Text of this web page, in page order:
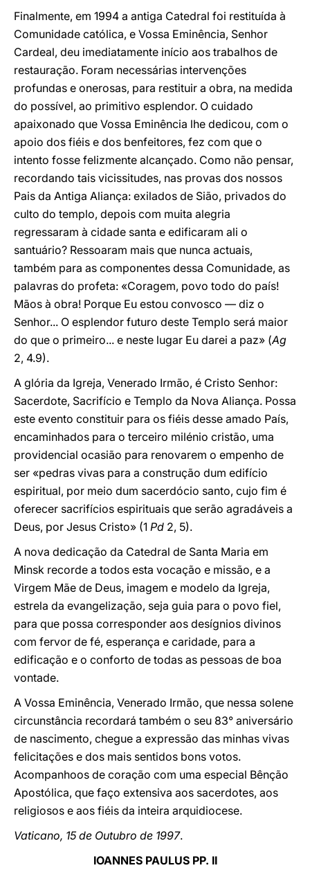
Finalmente, em 1994 a antiga Catedral foi restituída à
Comunidade católica, e Vossa Eminência, Senhor
Cardeal, deu imediatamente início aos trabalhos de
restauração. Foram necessárias intervenções
profundas e onerosas, para restituir a obra, na medida
do possível, ao primitivo esplendor. O cuidado
apaixonado que Vossa Eminência lhe dedicou, com o
apoio dos fiéis e dos benfeitores, fez com que o
intento fosse felizmente alcançado. Como não pensar,
recordando tais vicissitudes, nas provas dos nossos
Pais da Antiga Aliança: exilados de Sião, privados do
culto do templo, depois com muita alegria
regressaram à cidade santa e edificaram ali o
santuário? Ressoaram mais que nunca actuais,
também para as componentes dessa Comunidade, as
palavras do profeta: «Coragem, povo todo do país!
Mãos à obra! Porque Eu estou convosco — diz o
Senhor... O esplendor futuro deste Templo será maior
do que o primeiro... e neste lugar Eu darei a paz» (Ag
2, 4.9).
A glória da Igreja, Venerado Irmão, é Cristo Senhor:
Sacerdote, Sacrifício e Templo da Nova Aliança. Possa
este evento constituir para os fiéis desse amado País,
encaminhados para o terceiro milénio cristão, uma
providencial ocasião para renovarem o empenho de
ser «pedras vivas para a construção dum edifício
espiritual, por meio dum sacerdócio santo, cujo fim é
oferecer sacrifícios espirituais que serão agradáveis a
Deus, por Jesus Cristo» (1 Pd 2, 5).
A nova dedicação da Catedral de Santa Maria em
Minsk recorde a todos esta vocação e missão, e a
Virgem Mãe de Deus, imagem e modelo da Igreja,
estrela da evangelização, seja guia para o povo fiel,
para que possa corresponder aos desígnios divinos
com fervor de fé, esperança e caridade, para a
edificação e o conforto de todas as pessoas de boa
vontade.
A Vossa Eminência, Venerado Irmão, que nessa solene
circunstância recordará também o seu 83° aniversário
de nascimento, chegue a expressão das minhas vivas
felicitações e dos mais sentidos bons votos.
Acompanhoos de coração com uma especial Bênção
Apostólica, que faço extensiva aos sacerdotes, aos
religiosos e aos fiéis da inteira arquidiocese.
Vaticano, 15 de Outubro de 1997.
IOANNES PAULUS PP. II